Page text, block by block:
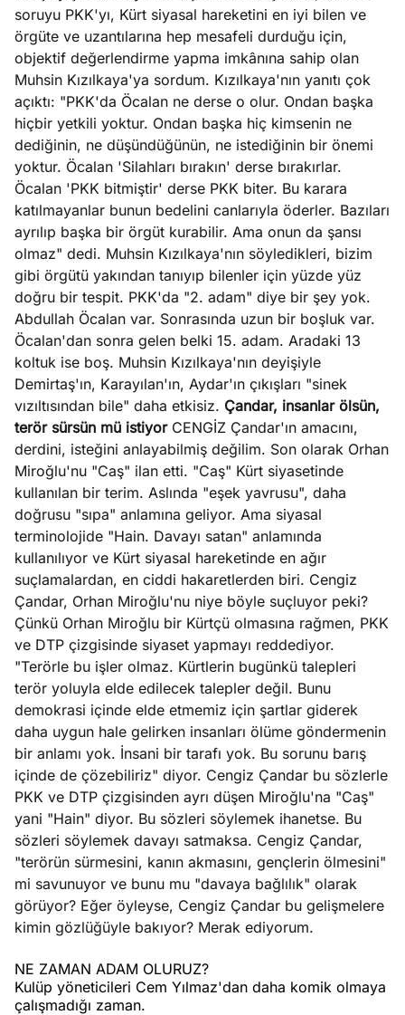
soruyu PKK'yı, Kürt siyasal hareketini en iyi bilen ve
örgüte ve uzantılarına hep mesafeli durduğu için,
objektif değerlendirme yapma imkânına sahip olan
Muhsin Kızılkaya'ya sordum. Kızılkaya'nın yanıtı çok
açıktı: "PKK'da Öcalan ne derse o olur. Ondan başka
hiçbir yetkili yoktur. Ondan başka hiç kimsenin ne
dediğinin, ne düşündüğünün, ne istediğinin bir önemi
yoktur. Öcalan 'Silahları bırakın' derse bırakırlar.
Öcalan 'PKK bitmiştir' derse PKK biter. Bu karara
katılmayanlar bunun bedelini canlarıyla öderler. Bazıları
ayrılıp başka bir örgüt kurabilir. Ama onun da şansı
olmaz" dedi. Muhsin Kızılkaya'nın söyledikleri, bizim
gibi örgütü yakından tanıyıp bilenler için yüzde yüz
doğru bir tespit. PKK'da "2. adam" diye bir şey yok.
Abdullah Öcalan var. Sonrasında uzun bir boşluk var.
Öcalan'dan sonra gelen belki 15. adam. Aradaki 13
koltuk ise boş. Muhsin Kızılkaya'nın deyişiyle
Demirtaş'ın, Karayılan'ın, Aydar'ın çıkışları "sinek
vızıltısından bile" daha etkisiz. Çandar, insanlar ölsün,
terör sürsün mü istiyorCENGİZ Çandar'ın amacını,
derdini, isteğini anlayabilmiş değilim. Son olarak Orhan
Miroğlu'nu "Caş" ilan etti. "Caş" Kürt siyasetinde
kullanılan bir terim. Aslında "eşek yavrusu", daha
doğrusu "sıpa" anlamına geliyor. Ama siyasal
terminolojide "Hain. Davayı satan" anlamında
kullanılıyor ve Kürt siyasal hareketinde en ağır
suçlamalardan, en ciddi hakaretlerden biri. Cengiz
Çandar, Orhan Miroğlu'nu niye böyle suçluyor peki?
Çünkü Orhan Miroğlu bir Kürtçü olmasına rağmen, PKK
ve DTP çizgisinde siyaset yapmayı reddediyor.
"Terörle bu işler olmaz. Kürtlerin bugünkü talepleri
terör yoluyla elde edilecek talepler değil. Bunu
demokrasi içinde elde etmemiz için şartlar giderek
daha uygun hale gelirken insanları ölüme göndermenin
bir anlamı yok. İnsani bir tarafı yok. Bu sorunu barış
içinde de çözebiliriz" diyor. Cengiz Çandar bu sözlerle
PKK ve DTP çizgisinden ayrı düşen Miroğlu'na "Caş"
yani "Hain" diyor. Bu sözleri söylemek ihanetse. Bu
sözleri söylemek davayı satmaksa. Cengiz Çandar,
"terörün sürmesini, kanın akmasını, gençlerin ölmesini"
mi savunuyor ve bunu mu "davaya bağlılık" olarak
görüyor? Eğer öyleyse, Cengiz Çandar bu gelişmelere
kimin gözlüğüyle bakıyor? Merak ediyorum.
NE ZAMAN ADAM OLURUZ?
Kulüp yöneticileri Cem Yılmaz'dan daha komik olmaya
çalışmadığı zaman.